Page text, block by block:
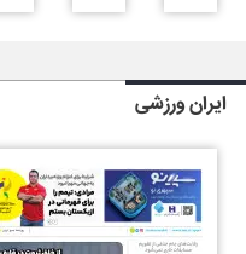
ایران ورزشی